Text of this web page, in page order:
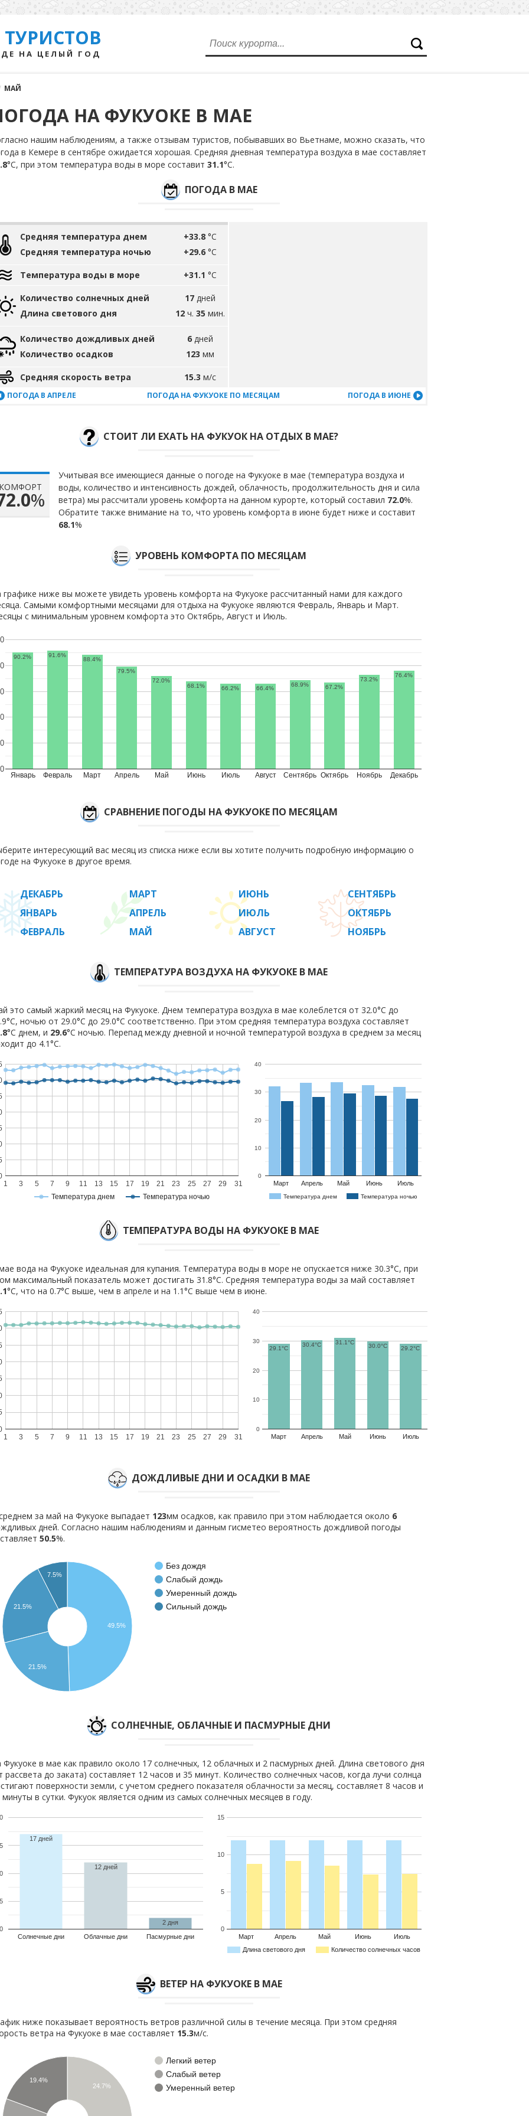
НА ЦЕЛЫЙ ГОД
МАЙ
НА ФУКУОКЕ В МАЕ
нашим наблюдениям, а также отзывам туристов, побывавших во Вьетнаме, можно сказать, что
в Кемере в сентябре ожидается хорошая. Средняя дневная температура воздуха в мае составляет
°С, при этом температура воды в море составит 31.1°С.
ПОГОДА В МАЕ
Средняя температура днем
Средняя температура ночью
+33.8 °C
+29.6 °C
Температура воды в море +31.1 °C
Количество солнечных дней
Длина светового дня
17 дней
12 ч. 35 мин.
Количество дождливых дней
Количество осадков
6 дней
123 мм
Средняя скорость ветра 15.3 м/с
ПОГОДА В АПРЕЛЕ ПОГОДА НА ФУКУОКЕ ПО МЕСЯЦАМ ПОГОДА В ИЮНЕ
СТОИТ ЛИ ЕХАТЬ НА ФУКУОК НА ОТДЫХ В МАЕ?
КОМФОРТ
%
Учитывая все имеющиеся данные о погоде на Фукуоке в мае (температура воздуха и
воды, количество и интенсивность дождей, облачность, продолжительность дня и сила
ветра) мы рассчитали уровень комфорта на данном курорте, который составил 72.0%.
Обратите также внимание на то, что уровень комфорта в июне будет ниже и составит
68.1%
УРОВЕНЬ КОМФОРТА ПО МЕСЯЦАМ
графике ниже вы можете увидеть уровень комфорта на Фукуоке рассчитанный нами для каждого
Самыми комфортными месяцами для отдыха на Фукуоке являются Февраль, Январь и Март.
с минимальным уровнем комфорта это Октябрь, Август и Июль.
Январь Февраль Март Апрель Май Июнь Июль Август Сентябрь Октябрь Ноябрь Декабрь
0
90.2% 91.6%
88.4%
79.5%
72.0%
68.1%
66.2% 66.4%
68.9% 67.2%
73.2%
76.4%
СРАВНЕНИЕ ПОГОДЫ НА ФУКУОКЕ ПО МЕСЯЦАМ
интересующий вас месяц из списка ниже если вы хотите получить подробную информацию о
на Фукуоке в другое время.
ДЕКАБРЬ
ЯНВАРЬ
ФЕВРАЛЬ
МАРТ
АПРЕЛЬ
МАЙ
ИЮНЬ
ИЮЛЬ
АВГУСТ
СЕНТЯБРЬ
ОКТЯБРЬ
НОЯБРЬ
ТЕМПЕРАТУРА ВОЗДУХА НА ФУКУОКЕ В МАЕ
это самый жаркий месяц на Фукуоке. Днем температура воздуха в мае колеблется от 32.0°C до
ночью от 29.0°C до 29.0°C соответственно. При этом средняя температура воздуха составляет
°C днем, и 29.6°C ночью. Перепад между дневной и ночной температурой воздуха в среднем за месяц
до 4.1°С.
Температура днем Температура ночью
1 3 5 7 9 11 13 15 17 19 21 23 25 27 29 31
Температура днем Температура ночью
Март Апрель Май Июнь Июль
0
10
20
30
40
ТЕМПЕРАТУРА ВОДЫ НА ФУКУОКЕ В МАЕ
вода на Фукуоке идеальная для купания. Температура воды в море не опускается ниже 30.3°C, при
максимальный показатель может достигать 31.8°C. Средняя температура воды за май составляет
°C, что на 0.7°C выше, чем в апреле и на 1.1°C выше чем в июне.
1 3 5 7 9 11 13 15 17 19 21 23 25 27 29 31 Март Апрель Май Июнь Июль
0
10
20
30
40
29.1°C
30.4°C 31.1°C
30.0°C 29.2°C
ДОЖДЛИВЫЕ ДНИ И ОСАДКИ В МАЕ
за май на Фукуоке выпадает 123мм осадков, как правило при этом наблюдается около 6
дней. Согласно нашим наблюдениям и данным гисметео вероятность дождливой погоды
50.5%.
Без дождя
Слабый дождь
Умеренный дождь
Сильный дождь
49.5%
7.5%
21.5%
21.5%
CОЛНЕЧНЫЕ, ОБЛАЧНЫЕ И ПАСМУРНЫЕ ДНИ
Фукуоке в мае как правило около 17 солнечных, 12 облачных и 2 пасмурных дней. Длина светового дня
рассвета до заката) составляет 12 часов и 35 минут. Количество солнечных часов, когда лучи солнца
поверхности земли, с учетом среднего показателя облачности за месяц, составляет 8 часов и
минуты в сутки. Фукуок является одним из самых солнечных месяцев в году.
Солнечные дни Облачные дни Пасмурные дни
0
5
17 дней
12 дней
2 дня
Длина светового дня Количество солнечных часов
Март Апрель Май Июнь Июль
0
5
10
15
ВЕТЕР НА ФУКУОКЕ В МАЕ
ниже показывает вероятность ветров различной силы в течение месяца. При этом средняя
ветра на Фукуоке в мае составляет 15.3м/с.
Легкий ветер
Слабый ветер
Умеренный ветер
24.7%
19.4%